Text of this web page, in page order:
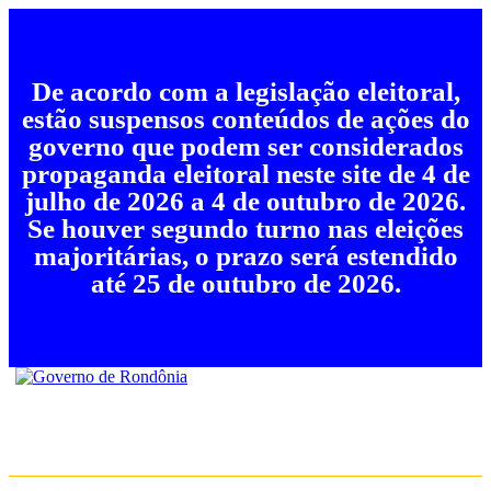
De acordo com a legislação eleitoral,
estão suspensos conteúdos de ações do
governo que podem ser considerados
propaganda eleitoral neste site de 4 de
julho de 2026 a 4 de outubro de 2026.
Se houver segundo turno nas eleições
majoritárias, o prazo será estendido
até 25 de outubro de 2026.